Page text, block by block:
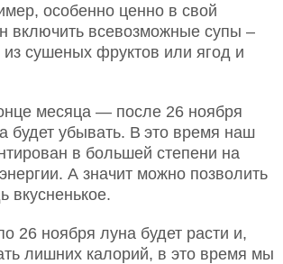
особенно ценно в свой
включить всевозможные супы –
сушеных фруктов или ягод и
месяца — после 26 ноября
будет убывать. В это время наш
в большей степени на
А значит можно позволить
вкусненькое.
26 ноября луна будет расти и,
лишних калорий, в это время мы